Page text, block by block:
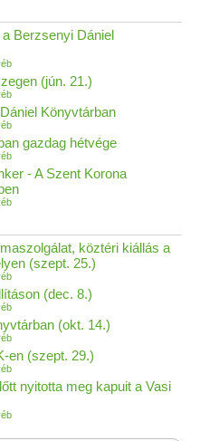
Berzsenyi Dániel
(jún. 21.)
Könyvtárban
gazdag hétvége
- A Szent Korona
köztéri kiállás a
(szept. 25.)
(dec. 8.)
(okt. 14.)
en (szept. 29.)
nyitotta meg kapuit a Vasi